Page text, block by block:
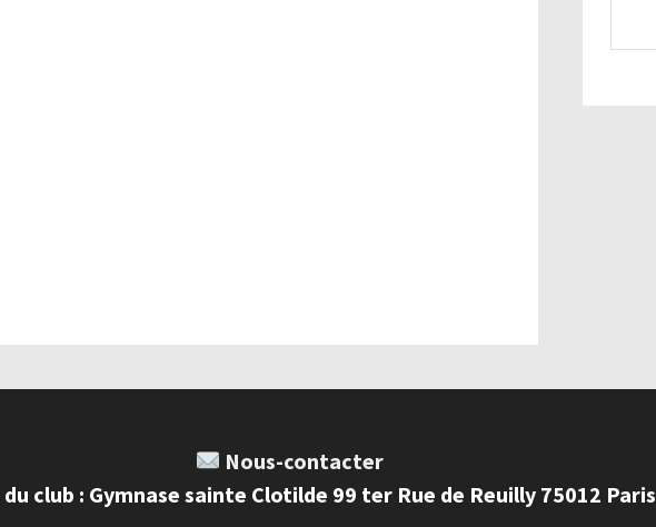
Nous-contacter
du club : Gymnase sainte Clotilde 99 ter Rue de Reuilly 75012 Paris